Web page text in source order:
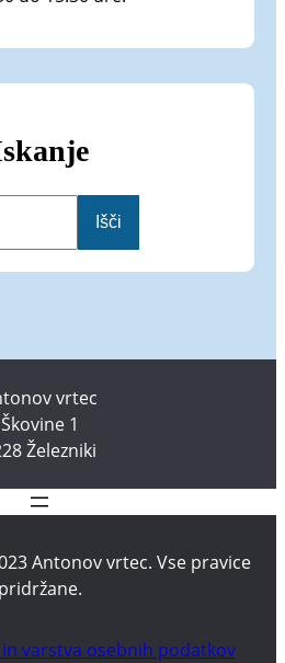
Išči
vrtec
Škovine 1
Železniki
Antonov vrtec. Vse pravice
pridržane.
varstva osebnih podatkov